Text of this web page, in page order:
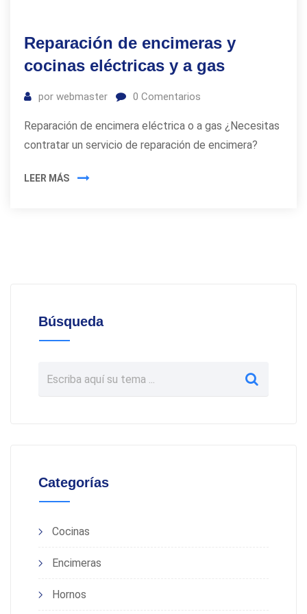
Reparación de encimeras y
cocinas eléctricas y a gas
por webmaster 0 Comentarios
Reparación de encimera eléctrica o a gas ¿Necesitas
contratar un servicio de reparación de encimera?
LEER MÁS
Búsqueda
Categorías
Cocinas
Encimeras
Hornos